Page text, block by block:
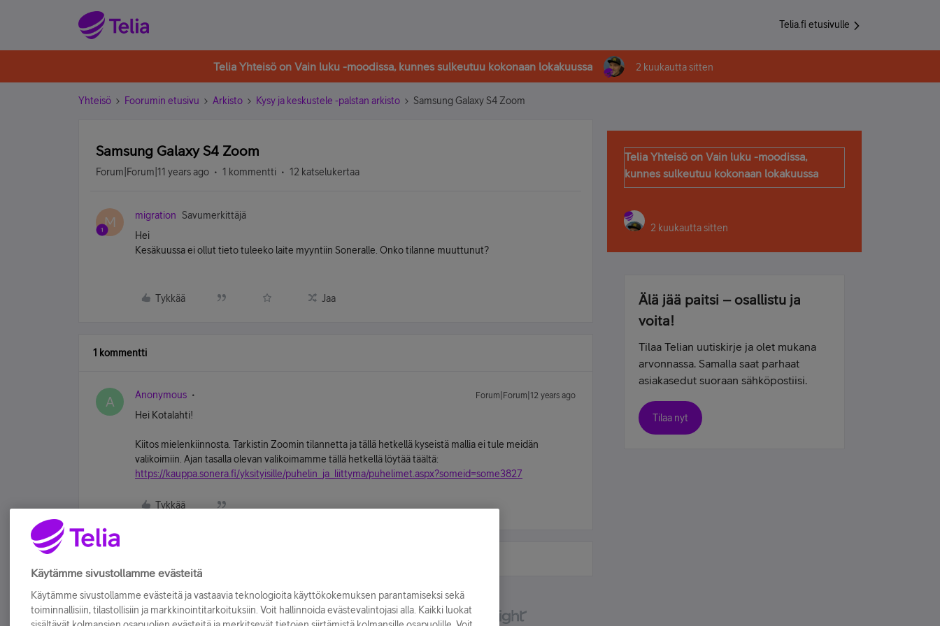
Telia.fi etusivulle
Telia Yhteisö on Vain luku -moodissa, kunnes sulkeutuu kokonaan lokakuussa 2 kuukautta sitten
Yhteisö Foorumin etusivu Arkisto Kysy ja keskustele -palstan arkisto Samsung Galaxy S4 Zoom
Samsung Galaxy S4 Zoom
Forum|Forum|11 years ago 1 kommentti 12 katselukertaa
M migration
Savumerkittäjä
Hei
Kesäkuussa ei ollut tieto tuleeko laite myyntiin Soneralle. Onko tilanne muuttunut?
Tykkää Jaa
1 kommentti
A Anonymous Forum|Forum|12 years ago
Hei Kotalahti!
Kiitos mielenkiinnosta. Tarkistin Zoomin tilannetta ja tällä hetkellä kyseistä mallia ei tule meidän
valikoimiin. Ajan tasalla olevan valikoimamme tällä hetkellä löytää täältä:
https://kauppa.sonera.fi/yksityisille/puhelin_ja_liittyma/puhelimet.aspx?someid=some3827
Tykkää
Telia Yhteisö on Vain luku -moodissa,
kunnes sulkeutuu kokonaan lokakuussa
2 kuukautta sitten
Älä jää paitsi – osallistu ja
voita!
Tilaa Telian uutiskirje ja olet mukana
arvonnassa. Samalla saat parhaat
asiakasedut suoraan sähköpostiisi.
Tilaa nyt
Käytämme sivustollamme evästeitä
Käytämme sivustollamme evästeitä ja vastaavia teknologioita käyttökokemuksen parantamiseksi sekä
toiminnallisiin, tilastollisiin ja markkinointitarkoituksiin. Voit hallinnoida evästevalintojasi alla. Kaikki luokat